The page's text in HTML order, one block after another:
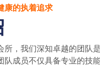
康的执着追求
所，我们深知卓越的团队
队成员不仅具备专业的技